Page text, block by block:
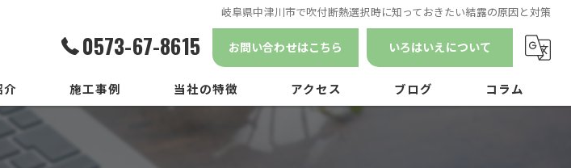
岐阜県中津川市で吹付断熱選択時に知っておきたい結露の原因と対策
0573-67-8615 お問い合わせはこちら いろはいえについて
介
の流れ
施工事例 当社の特徴 アクセス ブログ コラム